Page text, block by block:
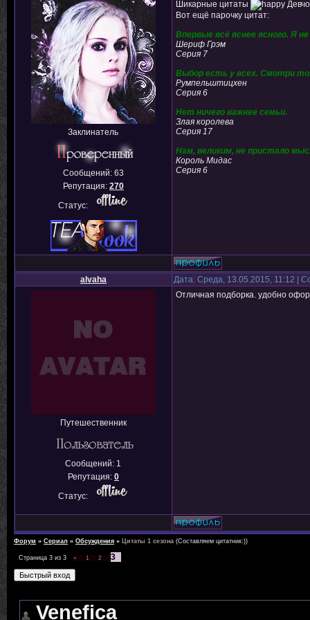
Заклинатель
Сообщений: 63
Репутация: 270
Статус:
Шикарные цитаты
Вот ещё парочку цитат:
Впервые всё яснее ясного. Я
Шериф Грэм
Серия 7
Выбор есть у всех. Смотри
Румпельштицхен
Серия 6
Нет ничего важнее семьи.
Злая королева
Серия 17
Нам, великим, не пристало
Король Мидас
Серия 6
alvaha Дата: Среда, 13.05.2015, 11:12 |
Путешественник
Сообщений: 1
Репутация: 0
Статус:
Отличная подборка. удобно
Форум » Сериал » Обсуждения » Цитаты 1 сезона (Составляем цитатник:))
Страница 3 из 3 « 1 2 3